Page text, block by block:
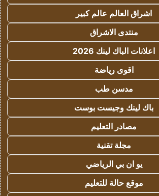
اشراق العالم عالم كبير
منتدى الاشراق
اعلانات الباك لينك 2026
اقوى رياضة
مدسن طب
باك لينك وجيست بوست
مصادر التعليم
مجلة تقنية
يو ان بي الرياضي
موقع حالة للتعليم